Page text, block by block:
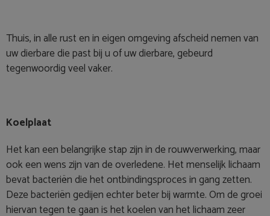
Thuis, in alle rust en in eigen omgeving afscheid nemen van
uw dierbare die past bij u of uw dierbare, gebeurd
tegenwoordig veel vaker.
Koelplaat
Het kan een belangrijke stap zijn in de rouwverwerking, maar
ook een wens zijn van de overledene. Het menselijk lichaam
bevat bacteriën die het ontbindingsproces in gang zetten.
Deze bacteriën gedijen echter beter bij warmte. Om de groei
hiervan tegen te gaan is het koelen van het lichaam zeer